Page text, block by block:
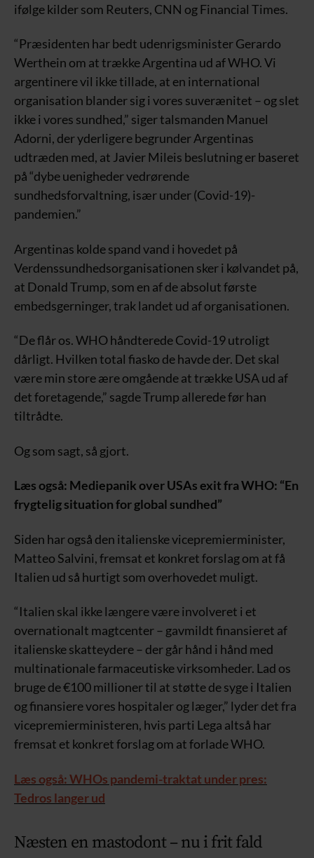
ifølge kilder som Reuters, CNN og Financial Times.
“Præsidenten har bedt udenrigsminister Gerardo
Werthein om at trække Argentina ud af WHO. Vi
argentinere vil ikke tillade, at en international
organisation blander sig i vores suverænitet – og slet
ikke i vores sundhed,” siger talsmanden Manuel
Adorni, der yderligere begrunder Argentinas
udtræden med, at Javier Mileis beslutning er baseret
på “dybe uenigheder vedrørende
sundhedsforvaltning, især under (Covid-19)-
pandemien.”
Argentinas kolde spand vand i hovedet på
Verdenssundhedsorganisationen sker i kølvandet på,
at Donald Trump, som en af de absolut første
embedsgerninger, trak landet ud af organisationen.
“De flår os. WHO håndterede Covid-19 utroligt
dårligt. Hvilken total fiasko de havde der. Det skal
være min store ære omgående at trække USA ud af
det foretagende,” sagde Trump allerede før han
tiltrådte.
Og som sagt, så gjort.
Læs også: Mediepanik over USAs exit fra WHO: “En
frygtelig situation for global sundhed”
Siden har også den italienske vicepremierminister,
Matteo Salvini, fremsat et konkret forslag om at få
Italien ud så hurtigt som overhovedet muligt.
“Italien skal ikke længere være involveret i et
overnationalt magtcenter – gavmildt finansieret af
italienske skatteydere – der går hånd i hånd med
multinationale farmaceutiske virksomheder. Lad os
bruge de €100 millioner til at støtte de syge i Italien
og finansiere vores hospitaler og læger,” lyder det fra
vicepremierministeren, hvis parti Lega altså har
fremsat et konkret forslag om at forlade WHO.
Læs også: WHOs pandemi-traktat under pres:
Tedros langer ud
Næsten en mastodont – nu i frit fald